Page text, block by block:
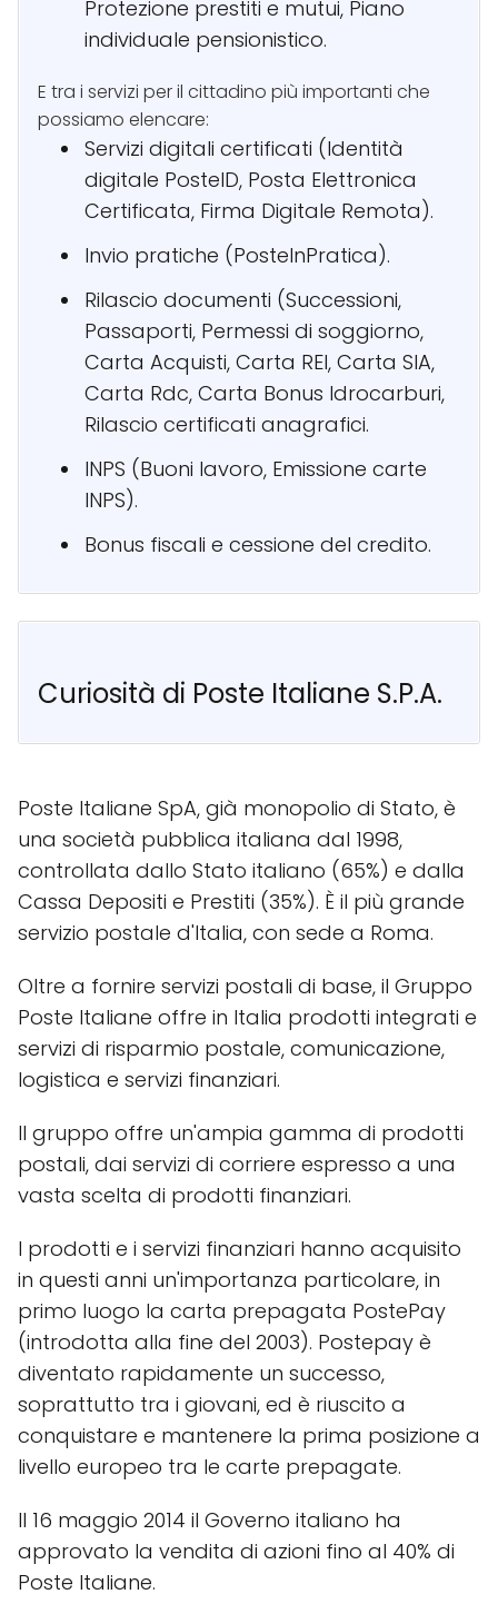
Protezione prestiti e mutui, Piano
individuale pensionistico.
E tra i servizi per il cittadino più importanti che
possiamo elencare:
Servizi digitali certificati (Identità
digitale PosteID, Posta Elettronica
Certificata, Firma Digitale Remota).
Invio pratiche (PosteInPratica).
Rilascio documenti (Successioni,
Passaporti, Permessi di soggiorno,
Carta Acquisti, Carta REI, Carta SIA,
Carta Rdc, Carta Bonus Idrocarburi,
Rilascio certificati anagrafici.
INPS (Buoni lavoro, Emissione carte
INPS).
Bonus fiscali e cessione del credito.
Curiosità di Poste Italiane S.P.A.
Poste Italiane SpA, già monopolio di Stato, è
una società pubblica italiana dal 1998,
controllata dallo Stato italiano (65%) e dalla
Cassa Depositi e Prestiti (35%). È il più grande
servizio postale d'Italia, con sede a Roma.
Oltre a fornire servizi postali di base, il Gruppo
Poste Italiane offre in Italia prodotti integrati e
servizi di risparmio postale, comunicazione,
logistica e servizi finanziari.
Il gruppo offre un'ampia gamma di prodotti
postali, dai servizi di corriere espresso a una
vasta scelta di prodotti finanziari.
I prodotti e i servizi finanziari hanno acquisito
in questi anni un'importanza particolare, in
primo luogo la carta prepagata PostePay
(introdotta alla fine del 2003). Postepay è
diventato rapidamente un successo,
soprattutto tra i giovani, ed è riuscito a
conquistare e mantenere la prima posizione a
livello europeo tra le carte prepagate.
Il 16 maggio 2014 il Governo italiano ha
approvato la vendita di azioni fino al 40% di
Poste Italiane.